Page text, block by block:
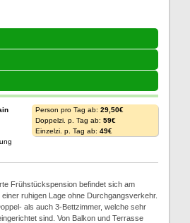
Person pro Tag ab: 29,50€
Doppelzi. p. Tag ab: 59€
Einzelzi. p. Tag ab: 49€
Frühstückspension befindet sich am
ruhigen Lage ohne Durchgangsverkehr.
als auch 3-Bettzimmer, welche sehr
sind. Von Balkon und Terrasse